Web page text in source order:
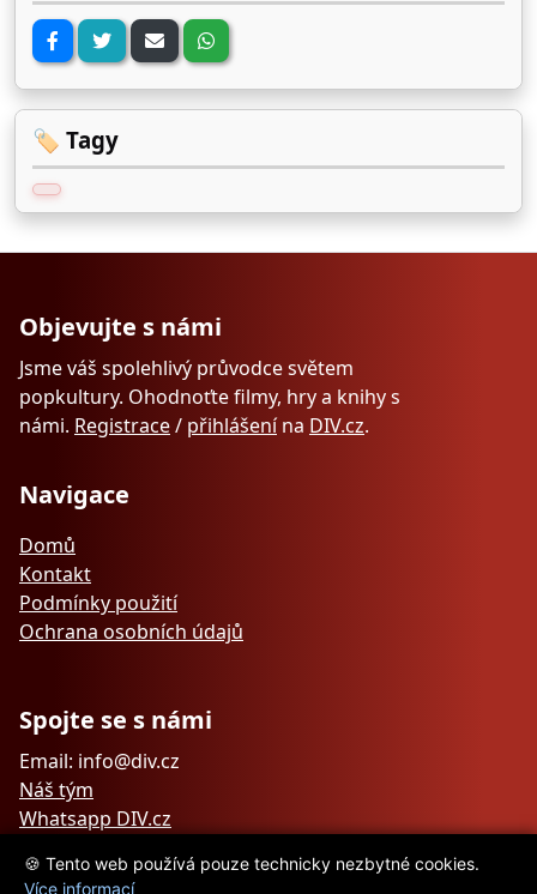
🏷️ Tagy
Objevujte s námi
Jsme váš spolehlivý průvodce světem
popkultury. Ohodnoťte filmy, hry a knihy s
námi. Registrace/ přihlášenína DIV.cz.
Navigace
Domů
Kontakt
Podmínky použití
Ochrana osobních údajů
Spojte se s námi
Email: info@div.cz
Náš tým
Whatsapp DIV.cz
🍪 Tento web používá pouze technicky nezbytné cookies.
Více informací